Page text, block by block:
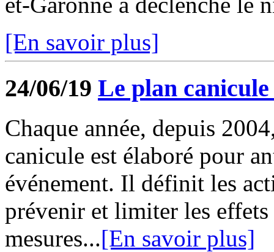
[En savoir plus]
24/06/19 Le plan
Chaque année, depuis
canicule est élaboré pour
événement. Il définit les
prévenir et limiter les effets
mesures...[En savoir plus]